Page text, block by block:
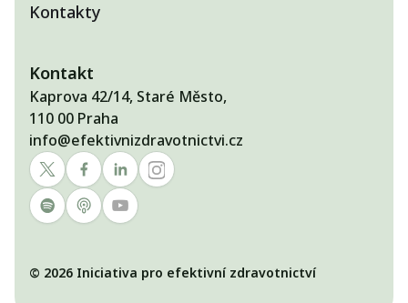
Kontakty
Kontakt
Kaprova 42/14, Staré Město,
110 00 Praha
info@efektivnizdravotnictvi.cz
© 2026 Iniciativa pro efektivní zdravotnictví